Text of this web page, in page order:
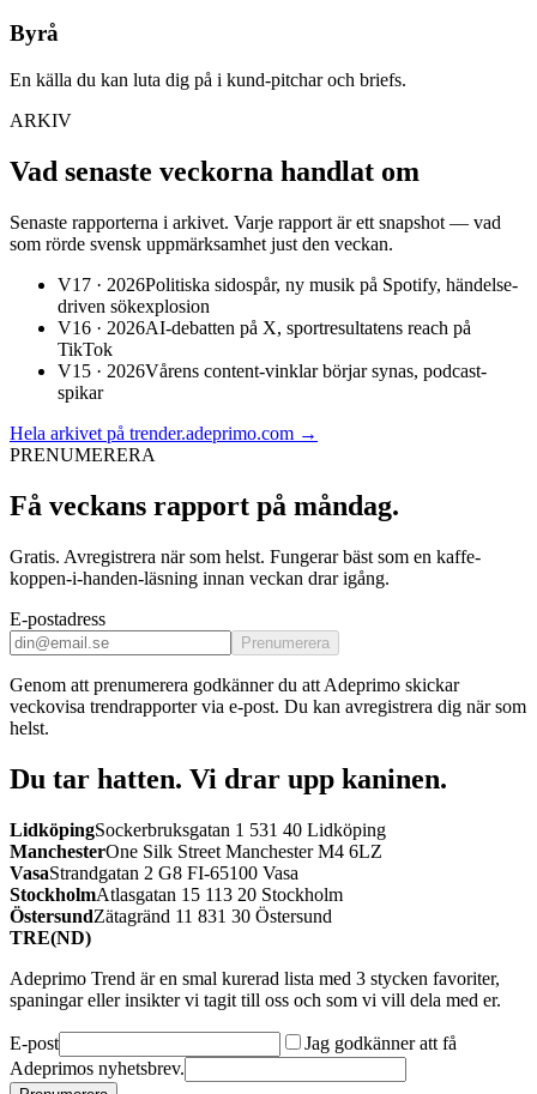
Byrå
En källa du kan luta dig på i kund-pitchar och briefs.
ARKIV
Vad senaste veckorna handlat om
Senaste rapporterna i arkivet. Varje rapport är ett snapshot — vad
som rörde svensk uppmärksamhet just den veckan.
V17 · 2026Politiska sidospår, ny musik på Spotify, händelse-
driven sökexplosion
V16 · 2026AI-debatten på X, sportresultatens reach på
TikTok
V15 · 2026Vårens content-vinklar börjar synas, podcast-
spikar
Hela arkivet på trender.adeprimo.com →
PRENUMERERA
Få veckans rapport på måndag.
Gratis. Avregistrera när som helst. Fungerar bäst som en kaffe-
koppen-i-handen-läsning innan veckan drar igång.
E-postadress
Prenumerera
Genom att prenumerera godkänner du att Adeprimo skickar
veckovisa trendrapporter via e-post. Du kan avregistrera dig när som
helst.
Du tar hatten. Vi drar upp kaninen.
LidköpingSockerbruksgatan 1 531 40 Lidköping
ManchesterOne Silk Street Manchester M4 6LZ
VasaStrandgatan 2 G8 FI-65100 Vasa
StockholmAtlasgatan 15 113 20 Stockholm
ÖstersundZätagränd 11 831 30 Östersund
TRE(ND)
Adeprimo Trend är en smal kurerad lista med 3 stycken favoriter,
spaningar eller insikter vi tagit till oss och som vi vill dela med er.
E-post
Jag godkänner att få
Adeprimos nyhetsbrev.